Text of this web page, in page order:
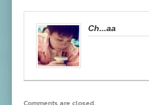
Ch...aa